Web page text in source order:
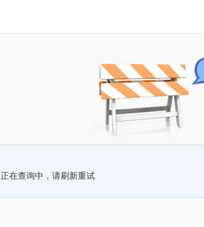
正在查询中，请刷新重试